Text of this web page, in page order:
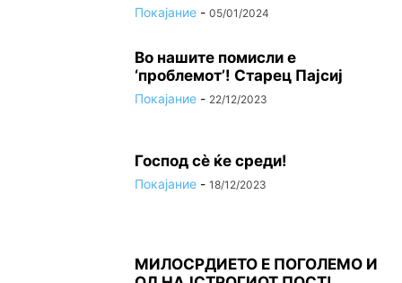
Покајание - 05/01/2024
Во нашите помисли е
‘проблемот’! Старец Пајсиј
Покајание - 22/12/2023
Господ сѐ ќе среди!
Покајание - 18/12/2023
МИЛОСРДИЕТО Е ПОГОЛЕМО И